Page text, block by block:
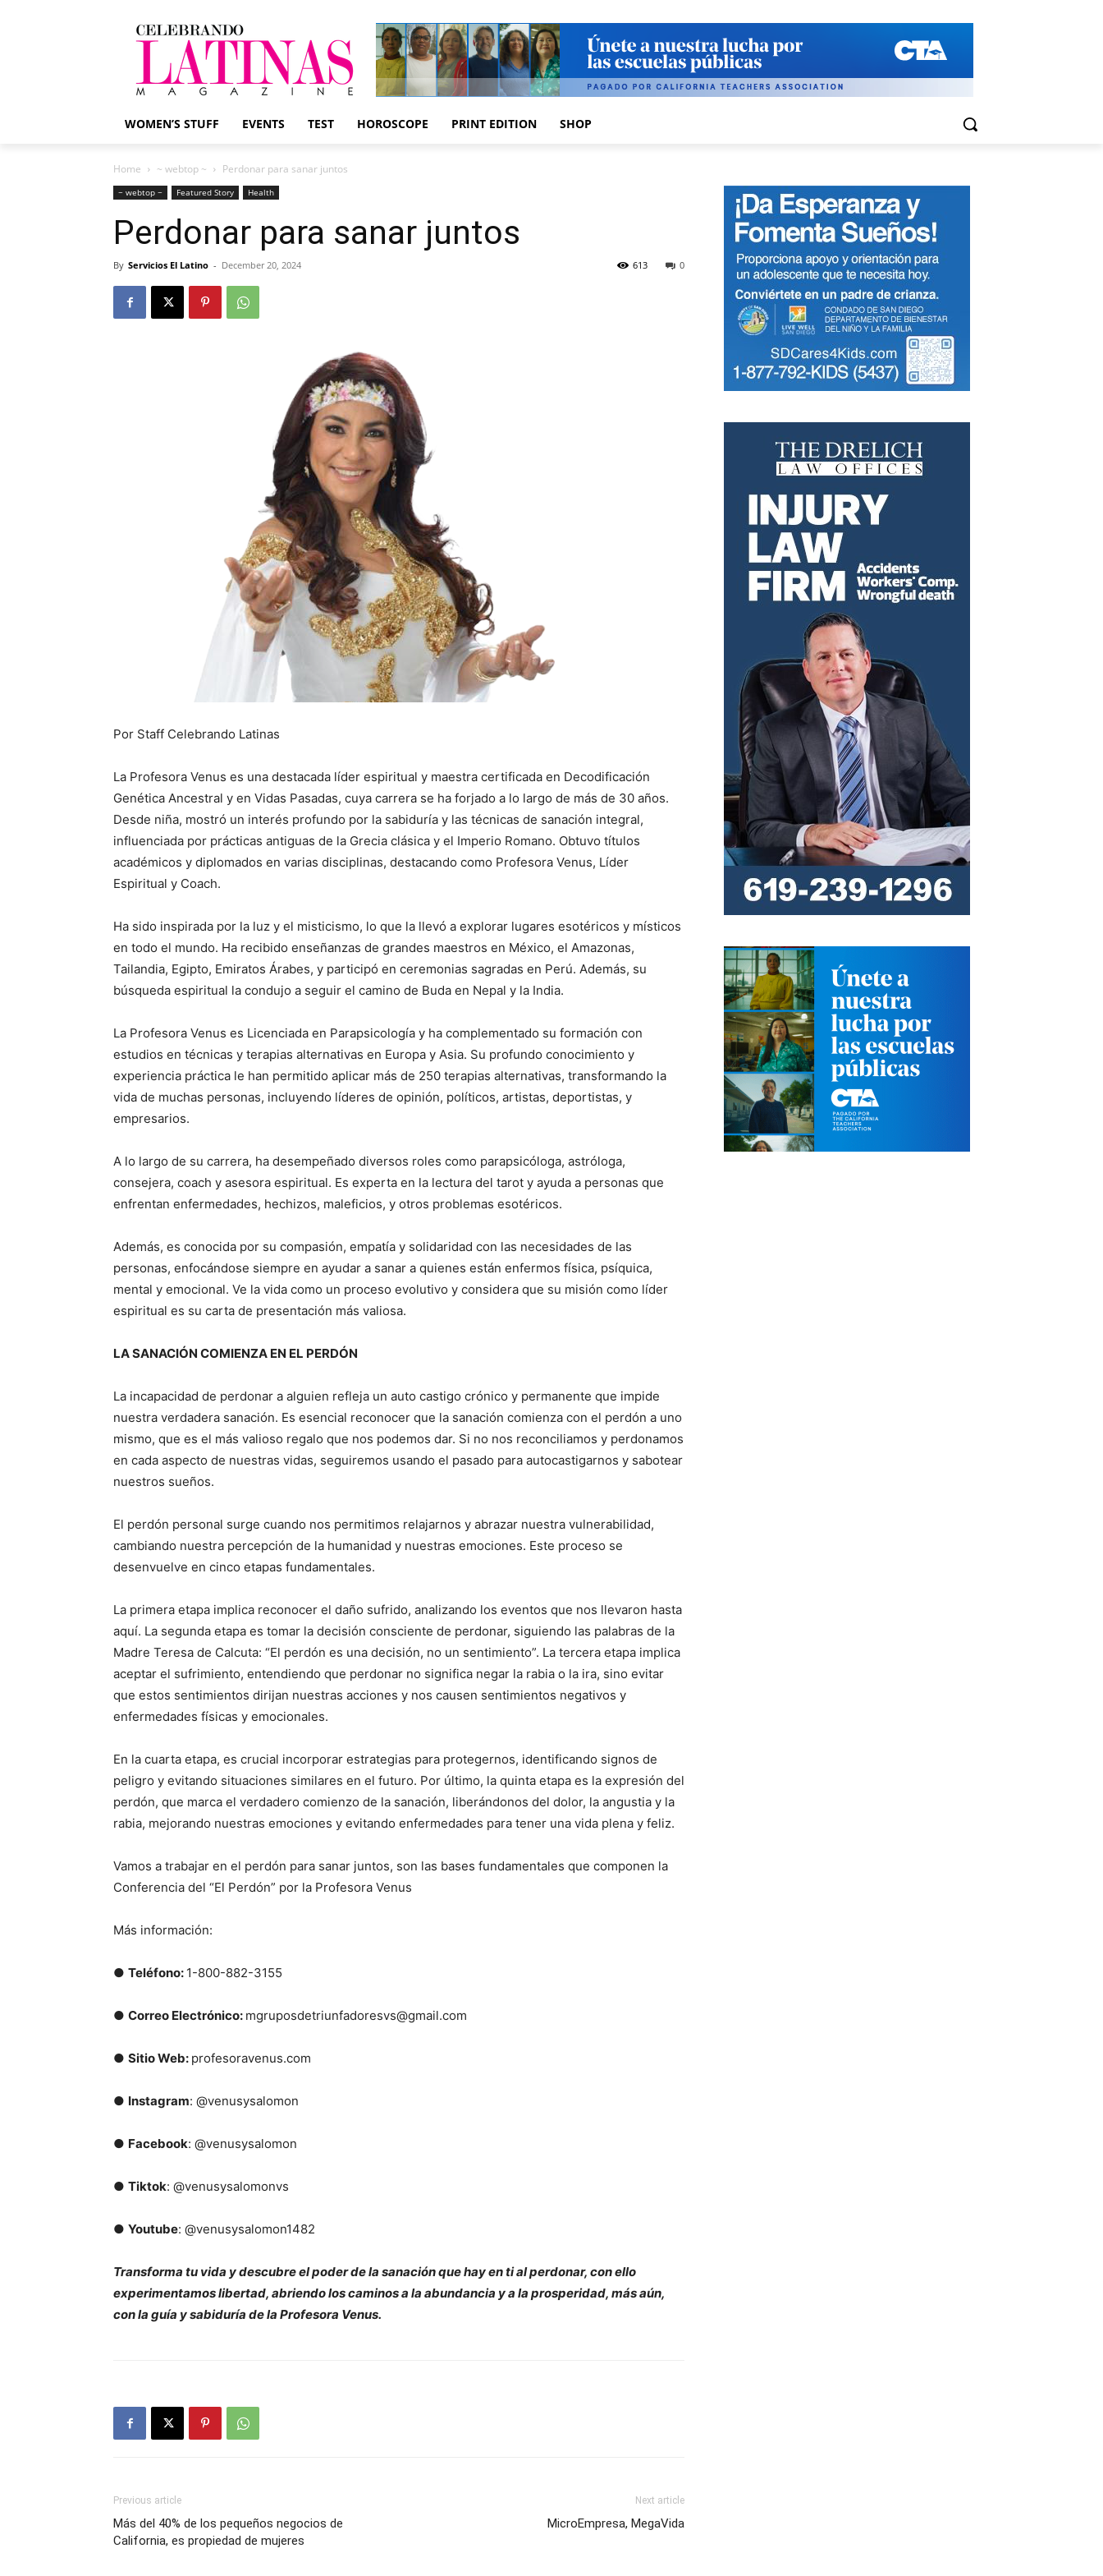
WOMEN’S STUFF EVENTS TEST HOROSCOPE PRINT EDITION SHOP
Home ~ webtop ~ Perdonar para sanar juntos
~ webtop ~ Featured Story Health
Perdonar para sanar juntos
By Servicios El Latino - December 20, 2024 0
613
Por Staff Celebrando Latinas
La Profesora Venus es una destacada líder espiritual y maestra certificada en Decodificación
Genética Ancestral y en Vidas Pasadas, cuya carrera se ha forjado a lo largo de más de 30 años.
Desde niña, mostró un interés profundo por la sabiduría y las técnicas de sanación integral,
influenciada por prácticas antiguas de la Grecia clásica y el Imperio Romano. Obtuvo títulos
académicos y diplomados en varias disciplinas, destacando como Profesora Venus, Líder
Espiritual y Coach.
Ha sido inspirada por la luz y el misticismo, lo que la llevó a explorar lugares esotéricos y místicos
en todo el mundo. Ha recibido enseñanzas de grandes maestros en México, el Amazonas,
Tailandia, Egipto, Emiratos Árabes, y participó en ceremonias sagradas en Perú. Además, su
búsqueda espiritual la condujo a seguir el camino de Buda en Nepal y la India.
La Profesora Venus es Licenciada en Parapsicología y ha complementado su formación con
estudios en técnicas y terapias alternativas en Europa y Asia. Su profundo conocimiento y
experiencia práctica le han permitido aplicar más de 250 terapias alternativas, transformando la
vida de muchas personas, incluyendo líderes de opinión, políticos, artistas, deportistas, y
empresarios.
A lo largo de su carrera, ha desempeñado diversos roles como parapsicóloga, astróloga,
consejera, coach y asesora espiritual. Es experta en la lectura del tarot y ayuda a personas que
enfrentan enfermedades, hechizos, maleficios, y otros problemas esotéricos.
Además, es conocida por su compasión, empatía y solidaridad con las necesidades de las
personas, enfocándose siempre en ayudar a sanar a quienes están enfermos física, psíquica,
mental y emocional. Ve la vida como un proceso evolutivo y considera que su misión como líder
espiritual es su carta de presentación más valiosa.
LA SANACIÓN COMIENZA EN EL PERDÓN
La incapacidad de perdonar a alguien refleja un auto castigo crónico y permanente que impide
nuestra verdadera sanación. Es esencial reconocer que la sanación comienza con el perdón a uno
mismo, que es el más valioso regalo que nos podemos dar. Si no nos reconciliamos y perdonamos
en cada aspecto de nuestras vidas, seguiremos usando el pasado para autocastigarnos y sabotear
nuestros sueños.
El perdón personal surge cuando nos permitimos relajarnos y abrazar nuestra vulnerabilidad,
cambiando nuestra percepción de la humanidad y nuestras emociones. Este proceso se
desenvuelve en cinco etapas fundamentales.
La primera etapa implica reconocer el daño sufrido, analizando los eventos que nos llevaron hasta
aquí. La segunda etapa es tomar la decisión consciente de perdonar, siguiendo las palabras de la
Madre Teresa de Calcuta: “El perdón es una decisión, no un sentimiento”. La tercera etapa implica
aceptar el sufrimiento, entendiendo que perdonar no significa negar la rabia o la ira, sino evitar
que estos sentimientos dirijan nuestras acciones y nos causen sentimientos negativos y
enfermedades físicas y emocionales.
En la cuarta etapa, es crucial incorporar estrategias para protegernos, identificando signos de
peligro y evitando situaciones similares en el futuro. Por último, la quinta etapa es la expresión del
perdón, que marca el verdadero comienzo de la sanación, liberándonos del dolor, la angustia y la
rabia, mejorando nuestras emociones y evitando enfermedades para tener una vida plena y feliz.
Vamos a trabajar en el perdón para sanar juntos, son las bases fundamentales que componen la
Conferencia del “El Perdón” por la Profesora Venus
Más información:
● Teléfono: 1-800-882-3155
● Correo Electrónico: mgruposdetriunfadoresvs@gmail.com
● Sitio Web: profesoravenus.com
● Instagram: @venusysalomon
● Facebook: @venusysalomon
● Tiktok: @venusysalomonvs
● Youtube: @venusysalomon1482
Transforma tu vida y descubre el poder de la sanación que hay en ti al perdonar, con ello
experimentamos libertad, abriendo los caminos a la abundancia y a la prosperidad, más aún,
con la guía y sabiduría de la Profesora Venus.
Previous article
Más del 40% de los pequeños negocios de
California, es propiedad de mujeres
Next article
MicroEmpresa, MegaVida